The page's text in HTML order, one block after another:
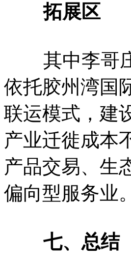
拓展区
其中李哥庄
依托胶州湾国
联运模式，建
产业迁徙成本
产品交易、生
偏向型服务业。
七、总结